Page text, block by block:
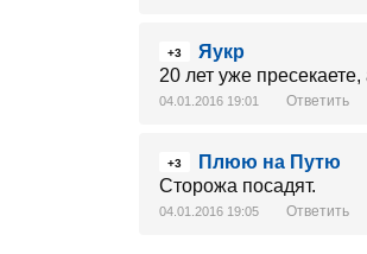
+3
Яукр
20 лет уже
04.01.2016 19:01 Ответить
+3
Плюю на Путю
Сторожа посадят.
04.01.2016 19:05 Ответить